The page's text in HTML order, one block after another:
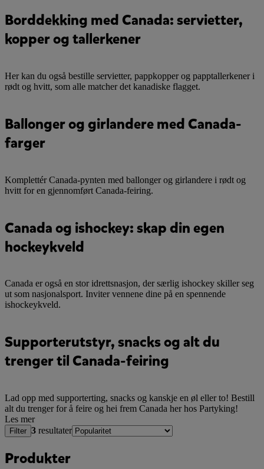
Borddekking med Canada: servietter,
kopper og tallerkener
Her kan du også bestille servietter, pappkopper og papptallerkener i
rødt og hvitt, som alle matcher det kanadiske flagget.
Ballonger og girlandere med Canada-
farger
Komplettér Canada-pynten med ballonger og girlandere i rødt og
hvitt for en gjennomført Canada-feiring.
Canada og ishockey: skap din egen
hockeykveld
Canada er også en stor idrettsnasjon, der særlig ishockey skiller seg
ut som nasjonalsport. Inviter vennene dine på en spennende
ishockeykveld.
Supporterutstyr, snacks og alt du
trenger til Canada-feiring
Lad opp med supporterting, snacks og kanskje en øl eller to! Bestill
alt du trenger for å feire og hei frem Canada her hos Partyking!
Les mer
Filter 3 resultater
Produkter